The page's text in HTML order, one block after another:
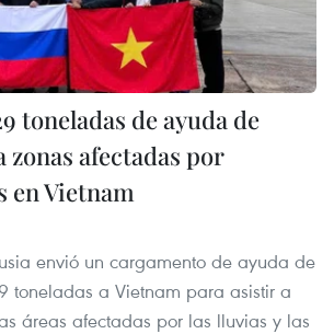
toneladas de ayuda de
zonas afectadas por
en Vietnam
envió un cargamento de ayuda de
toneladas a Vietnam para asistir a
áreas afectadas por las lluvias y las